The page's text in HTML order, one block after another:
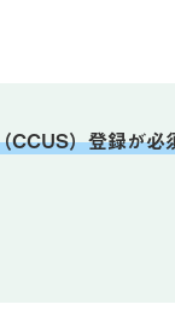
CCUS）登録が必